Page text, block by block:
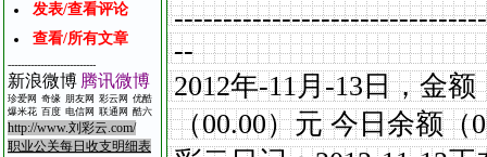
发表/查看评论
查看/所有文章
---------------------------
新浪微博 腾讯微博
珍爱网 奇缘 朋友网 彩云网 优酷
爆米花 百度 电信网 联通网 酷六
http://www.刘彩云.com/
职业公关每日收支明细表
--
2012年-11月-13日，金额
（00.00）元 今日余额（